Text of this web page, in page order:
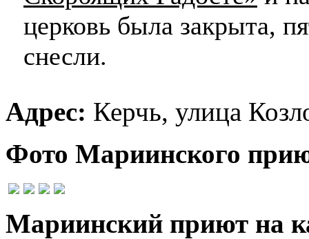
церковь была закрыта,
снесли.
Адрес: Керчь, улица
Фото Мариинского
Мариинский приют на